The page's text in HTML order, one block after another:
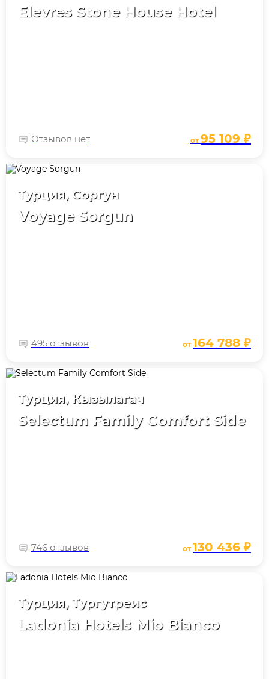
Elevres Stone House Hotel
Отзывов нет от95 109 ₽
Турция, Соргун
Voyage Sorgun
495 отзывов от164 788 ₽
Турция, Кызылагач
Selectum Family Comfort Side
746 отзывов от130 436 ₽
Турция, Тургутреис
Ladonia Hotels Mio Bianco